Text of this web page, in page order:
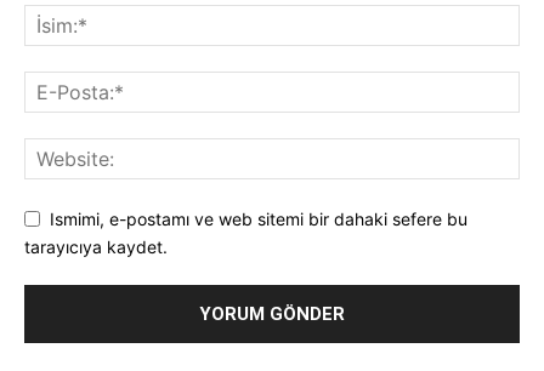
Ismimi, e-postamı ve web sitemi bir dahaki sefere bu
tarayıcıya kaydet.